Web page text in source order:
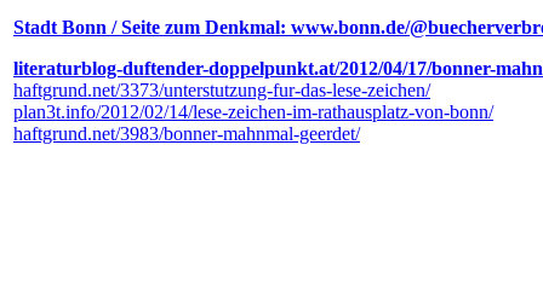
Stadt Bonn / Seite zum Denkmal: www.bonn.de/
literaturblog-duftender-doppelpunkt.at/2012/04/17/bonner-
haftgrund.net/3373/unterstutzung-fur-das-lese-zeichen/
plan3t.info/2012/02/14/lese-zeichen-im-rathausplatz-von-bonn/
haftgrund.net/3983/bonner-mahnmal-geerdet/